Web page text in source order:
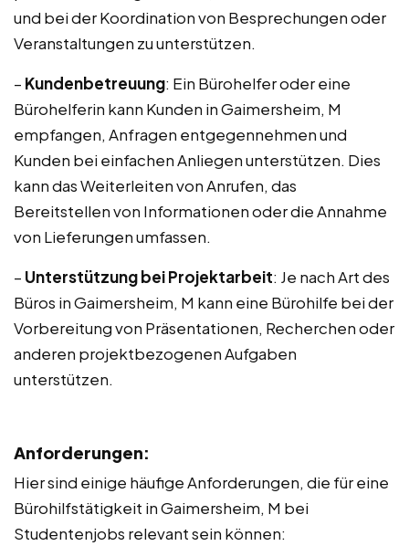
und bei der Koordination von Besprechungen oder
Veranstaltungen zu unterstützen.
– Kundenbetreuung: Ein Bürohelfer oder eine
Bürohelferin kann Kunden in Gaimersheim, M
empfangen, Anfragen entgegennehmen und
Kunden bei einfachen Anliegen unterstützen. Dies
kann das Weiterleiten von Anrufen, das
Bereitstellen von Informationen oder die Annahme
von Lieferungen umfassen.
– Unterstützung bei Projektarbeit: Je nach Art des
Büros in Gaimersheim, M kann eine Bürohilfe bei der
Vorbereitung von Präsentationen, Recherchen oder
anderen projektbezogenen Aufgaben
unterstützen.
Anforderungen:
Hier sind einige häufige Anforderungen, die für eine
Bürohilfstätigkeit in Gaimersheim, M bei
Studentenjobs relevant sein können: